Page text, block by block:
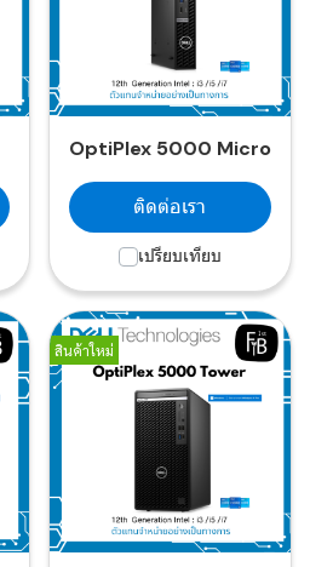
OptiPlex 5000 Micro
ติดต่อเรา
เปรียบเทียบ
สินค้าใหม่